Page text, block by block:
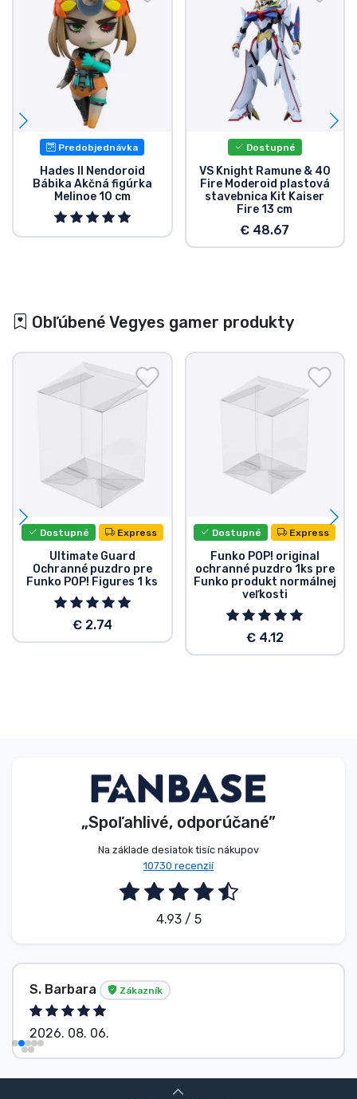
Predobjednávka
Hades II Nendoroid
Bábika Akčná figúrka
Melinoe 10 cm
Dostupné
VS Knight Ramune & 40
Fire Moderoid plastová
stavebnica Kit Kaiser
Fire 13 cm
€ 48.67
Obľúbené Vegyes gamer produkty
Dostupné Express
Ultimate Guard
Ochranné puzdro pre
Funko POP! Figures 1 ks
€ 2.74
Dostupné Express
Funko POP! original
ochranné puzdro 1ks pre
Funko produkt normálnej
veľkosti
€ 4.12
„Spoľahlivé, odporúčané”
Na základe desiatok tisíc nákupov
10730 recenzií
4.93 / 5
S. Barbara Zákazník
2026. 08. 06.